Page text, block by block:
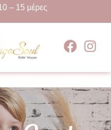
– 15 μέρες